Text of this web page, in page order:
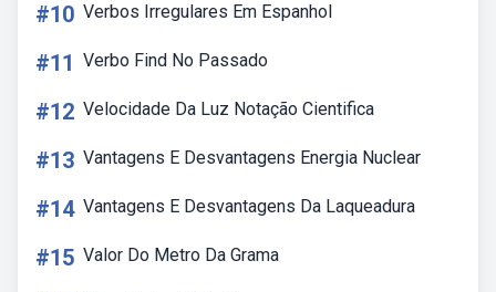
#10 Verbos Irregulares Em Espanhol
#11 Verbo Find No Passado
#12 Velocidade Da Luz Notação Cientifica
#13 Vantagens E Desvantagens Energia Nuclear
#14 Vantagens E Desvantagens Da Laqueadura
#15 Valor Do Metro Da Grama